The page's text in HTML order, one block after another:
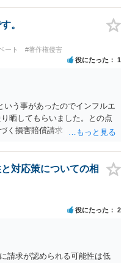
けを使うのは、一般にアイデ
の文章をそのまま使うことは
物の問題が出ますのでこの点
。
ート #著作権侵害
役にたった 1
いう事があったのでインフルエ
晒してもらいました。との点
く損害賠償請求（共同不法行
が飛んだとのことでその分の
求すると言われています。」で
ますので、損害額で争っても
い。
対応策についての相
役にたった 2
請求が認められる可能性は低